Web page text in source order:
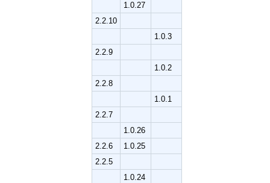
1.0.27
2.2.10
1.0.3
2.2.9
1.0.2
2.2.8
1.0.1
2.2.7
1.0.26
2.2.6
1.0.25
2.2.5
1.0.24